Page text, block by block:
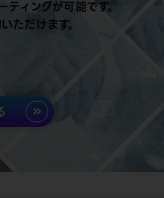
ィングが可能です。
ただけます。